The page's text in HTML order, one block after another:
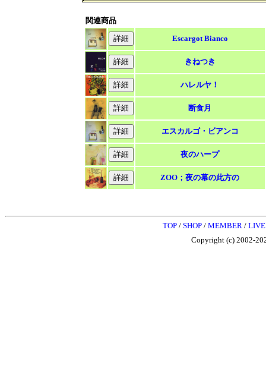
関連商品
Escargot Bianco
きねつき
ハレルヤ！
断食月
エスカルゴ・ビアンコ
夜のハープ
ZOO；夜の幕の此方の
TOP / SHOP / MEMBER / LIVE
Copyright (c) 2002-